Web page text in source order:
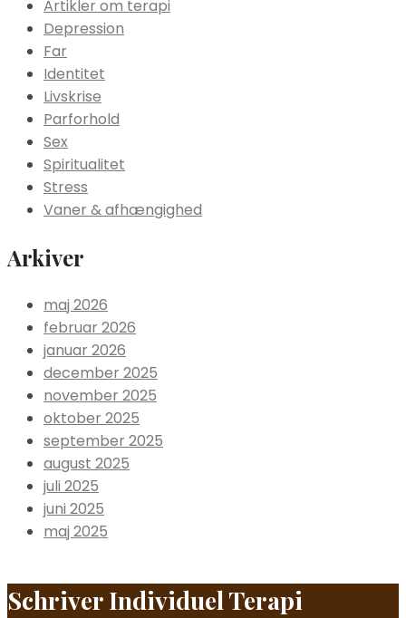
Artikler om terapi
Depression
Far
Identitet
Livskrise
Parforhold
Sex
Spiritualitet
Stress
Vaner & afhængighed
Arkiver
maj 2026
februar 2026
januar 2026
december 2025
november 2025
oktober 2025
september 2025
august 2025
juli 2025
juni 2025
maj 2025
Schriver Individuel Terapi